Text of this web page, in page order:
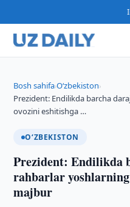
Bosh sahifa›O‘zbekiston›
Prezident: Endilikda barcha
ovozini eshitishga …
O‘ZBEKISTON
Prezident: Endilikda
rahbarlar
majbur